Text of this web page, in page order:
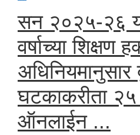
सन २०२५-२६
वर्षाच्या शिक्षण
अधिनियमानुसार
घटकाकरीता
ऑनलाईन ...